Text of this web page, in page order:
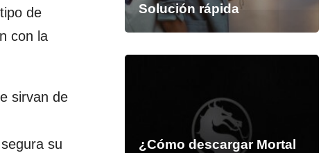
de
con la
sirvan de
su
Solución rápida
¿Cómo descargar Mortal